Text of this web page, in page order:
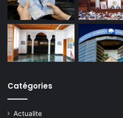
Catégories
Actualite